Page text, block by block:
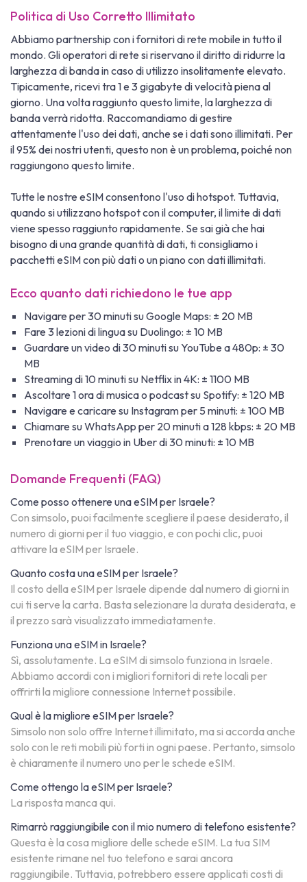
Politica di Uso Corretto Illimitato
Abbiamo partnership con i fornitori di rete mobile in tutto il
mondo. Gli operatori di rete si riservano il diritto di ridurre la
larghezza di banda in caso di utilizzo insolitamente elevato.
Tipicamente, ricevi tra 1 e 3 gigabyte di velocità piena al
giorno. Una volta raggiunto questo limite, la larghezza di
banda verrà ridotta. Raccomandiamo di gestire
attentamente l'uso dei dati, anche se i dati sono illimitati. Per
il 95% dei nostri utenti, questo non è un problema, poiché non
raggiungono questo limite.
Tutte le nostre eSIM consentono l'uso di hotspot. Tuttavia,
quando si utilizzano hotspot con il computer, il limite di dati
viene spesso raggiunto rapidamente. Se sai già che hai
bisogno di una grande quantità di dati, ti consigliamo i
pacchetti eSIM con più dati o un piano con dati illimitati.
Ecco quanto dati richiedono le tue app
Navigare per 30 minuti su Google Maps: ± 20 MB
Fare 3 lezioni di lingua su Duolingo: ± 10 MB
Guardare un video di 30 minuti su YouTube a 480p: ± 30
MB
Streaming di 10 minuti su Netflix in 4K: ± 1100 MB
Ascoltare 1 ora di musica o podcast su Spotify: ± 120 MB
Navigare e caricare su Instagram per 5 minuti: ± 100 MB
Chiamare su WhatsApp per 20 minuti a 128 kbps: ± 20 MB
Prenotare un viaggio in Uber di 30 minuti: ± 10 MB
Domande Frequenti (FAQ)
Come posso ottenere una eSIM per Israele?
Con simsolo, puoi facilmente scegliere il paese desiderato, il
numero di giorni per il tuo viaggio, e con pochi clic, puoi
attivare la eSIM per Israele.
Quanto costa una eSIM per Israele?
Il costo della eSIM per Israele dipende dal numero di giorni in
cui ti serve la carta. Basta selezionare la durata desiderata, e
il prezzo sarà visualizzato immediatamente.
Funziona una eSIM in Israele?
Sì, assolutamente. La eSIM di simsolo funziona in Israele.
Abbiamo accordi con i migliori fornitori di rete locali per
offrirti la migliore connessione Internet possibile.
Qual è la migliore eSIM per Israele?
Simsolo non solo offre Internet illimitato, ma si accorda anche
solo con le reti mobili più forti in ogni paese. Pertanto, simsolo
è chiaramente il numero uno per le schede eSIM.
Come ottengo la eSIM per Israele?
La risposta manca qui.
Rimarrò raggiungibile con il mio numero di telefono esistente?
Questa è la cosa migliore delle schede eSIM. La tua SIM
esistente rimane nel tuo telefono e sarai ancora
raggiungibile. Tuttavia, potrebbero essere applicati costi di